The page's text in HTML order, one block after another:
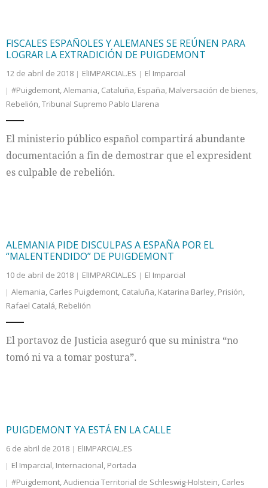
FISCALES ESPAÑOLES Y ALEMANES SE REÚNEN PARA
LOGRAR LA EXTRADICIÓN DE PUIGDEMONT
12 de abril de 2018 ElIMPARCIAL.ES
El Imparcial
#Puigdemont,Alemania, Cataluña, España, Malversación de bienes,
Rebelión,Tribunal Supremo Pablo Llarena
El ministerio público español compartirá abundante
documentación a fin de demostrar que el expresident
es culpable de rebelión.
ALEMANIA PIDE DISCULPAS A ESPAÑA POR EL
“MALENTENDIDO” DE PUIGDEMONT
10 de abril de 2018 ElIMPARCIAL.ES
El Imparcial
Alemania, Carles Puigdemont, Cataluña, Katarina Barley, Prisión,
Rafael Catalá, Rebelión
El portavoz de Justicia aseguró que su ministra “no
tomó ni va a tomar postura”.
PUIGDEMONT YA ESTÁ EN LA CALLE
6 de abril de 2018
ElIMPARCIAL.ES
El Imparcial, Internacional, Portada
#Puigdemont,Audiencia Territorial de Schleswig-Holstein, Carles